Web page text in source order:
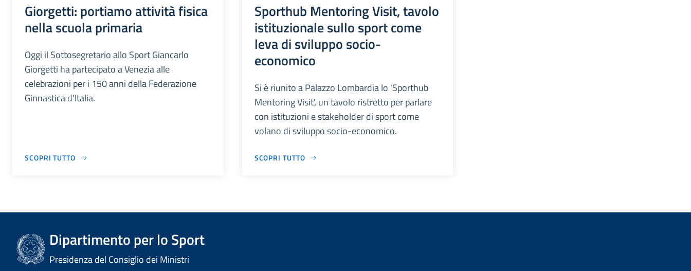
Giorgetti: portiamo attività fisica
nella scuola primaria
Oggi il Sottosegretario allo Sport Giancarlo
Giorgetti ha partecipato a Venezia alle
celebrazioni per i 150 anni della Federazione
Ginnastica d'Italia.
SCOPRI TUTTO
Sporthub Mentoring Visit, tavolo
istituzionale sullo sport come
leva di sviluppo socio-
economico
Si è riunito a Palazzo Lombardia lo 'Sporthub
Mentoring Visit', un tavolo ristretto per parlare
con istituzioni e stakeholder di sport come
volano di sviluppo socio-economico.
SCOPRI TUTTO
Dipartimento per lo Sport
Presidenza del Consiglio dei Ministri